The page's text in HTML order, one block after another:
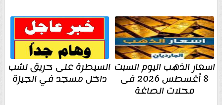
اسعار الذهب اليوم السبت
8 أغسطس 2026 فى
محلات الصاغة
السيطرة على حريق نشب
داخل مسجد في الجيزة